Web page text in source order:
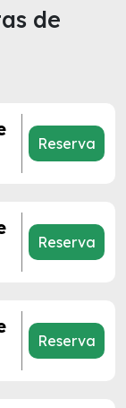
de
Reserva
Reserva
Reserva